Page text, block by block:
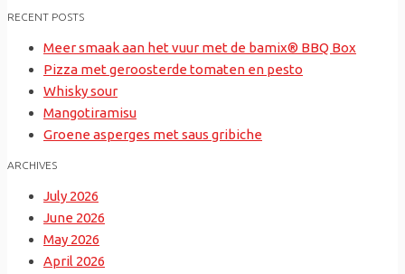
RECENT POSTS
Meer smaak aan het vuur met de bamix® BBQ Box
Pizza met geroosterde tomaten en pesto
Whisky sour
Mangotiramisu
Groene asperges met saus gribiche
ARCHIVES
July 2026
June 2026
May 2026
April 2026